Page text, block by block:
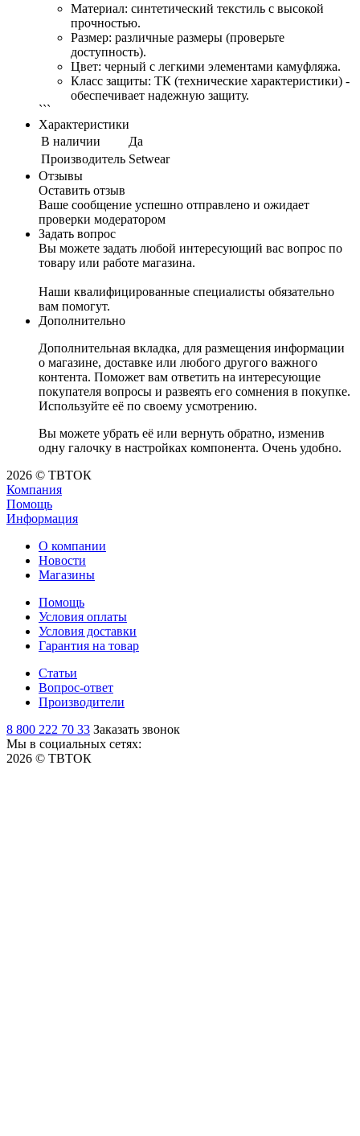
Материал: синтетический текстиль с высокой
прочностью.
Размер: различные размеры (проверьте
доступность).
Цвет: черный с легкими элементами камуфляжа.
Класс защиты: ТК (технические характеристики) -
обеспечивает надежную защиту.
```
Характеристики
В наличии
Да
Производитель Setwear
Отзывы
Оставить отзыв
Ваше сообщение успешно отправлено и ожидает
проверки модератором
Задать вопрос
Вы можете задать любой интересующий вас вопрос по
товару или работе магазина.
Наши квалифицированные специалисты обязательно
вам помогут.
Дополнительно
Дополнительная вкладка, для размещения информации
о магазине, доставке или любого другого важного
контента. Поможет вам ответить на интересующие
покупателя вопросы и развеять его сомнения в покупке.
Используйте её по своему усмотрению.
Вы можете убрать её или вернуть обратно, изменив
одну галочку в настройках компонента. Очень удобно.
2026 © ТВТОК
Компания
Помощь
Информация
О компании
Новости
Магазины
Помощь
Условия оплаты
Условия доставки
Гарантия на товар
Статьи
Вопрос-ответ
Производители
8 800 222 70 33 Заказать звонок
Мы в социальных сетях:
2026 © ТВТОК